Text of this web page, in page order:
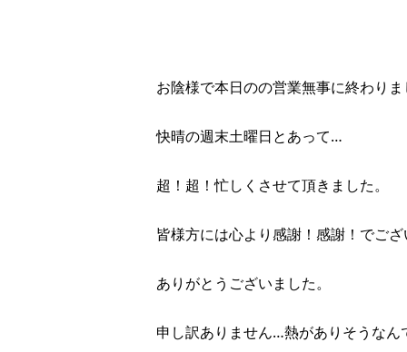
お陰様で本日のの営業無事に終わりま
快晴の週末土曜日とあって…
超！超！忙しくさせて頂きました。
皆様方には心より感謝！感謝！でござ
ありがとうございました。
申し訳ありません…熱がありそうなん